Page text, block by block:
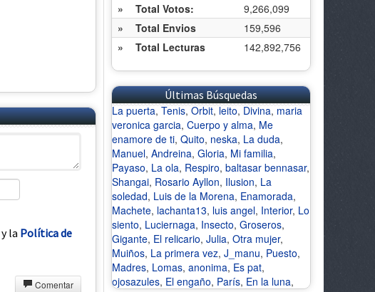
y la Política de
Comentar
»
Total Votos:
9,266,099
»
Total Envios
159,596
»
Total Lecturas 142,892,756
Últimas Búsquedas
La puerta, Tenis, Orbit, leito, Divina, maria
veronica garcia, Cuerpo y alma, Me
enamore de ti, Quito, neska, La duda,
Manuel, Andreina, Gloria, Mi familia,
Payaso, La ola, Respiro, baltasar bennasar,
Shangai, Rosario Ayllon, Ilusion, La
soledad, Luis de la Morena, Enamorada,
Machete, lachanta13, luis angel, Interior, Lo
siento, Luciernaga, Insecto, Groseros,
Gigante, El relicario, Julia, Otra mujer,
Muiños, La primera vez, J_manu, Puesto,
Madres, Lomas, anonima, Es pat,
ojosazules, El engaño, París, En la luna,